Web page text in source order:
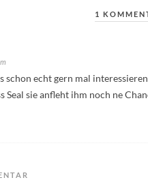
1
schon echt gern mal
Seal sie anfleht ihm noch ne